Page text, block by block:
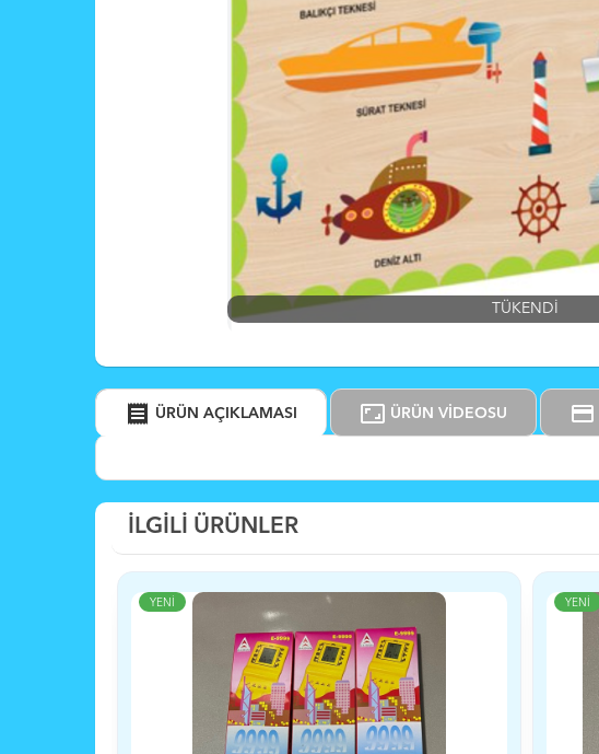
TÜKENDİ
receipt ÜRÜN AÇIKLAMASI aspect_ratio ÜRÜN VİDEOSU credit_card
İLGİLİ ÜRÜNLER
YENİ YENİ